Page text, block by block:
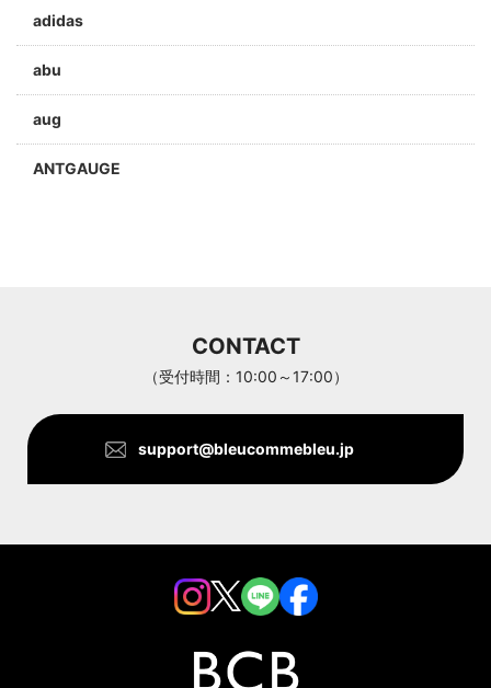
adidas
abu
aug
ANTGAUGE
CONTACT
（受付時間：10:00～17:00）
support@bleucommebleu.jp